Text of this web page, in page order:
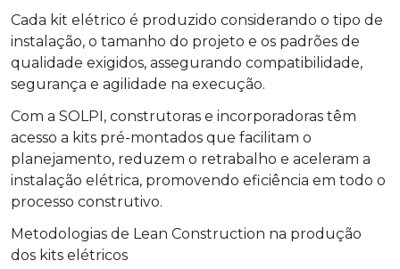
Cada kit elétrico é produzido considerando o tipo de
instalação, o tamanho do projeto e os padrões de
qualidade exigidos, assegurando compatibilidade,
segurança e agilidade na execução.
Com a SOLPI, construtoras e incorporadoras têm
acesso a kits pré-montados que facilitam o
planejamento, reduzem o retrabalho e aceleram a
instalação elétrica, promovendo eficiência em todo o
processo construtivo.
Metodologias de Lean Construction na produção
dos kits elétricos